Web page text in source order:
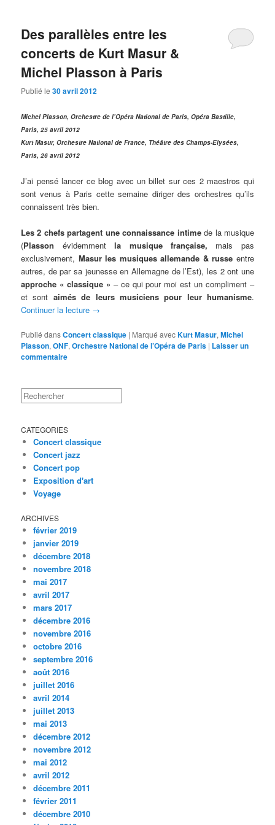
Des parallèles entre les
concerts de Kurt Masur &
Michel Plasson à Paris
Publié le30 avril 2012
Michel Plasson, Orchestre de l’Opéra National de Paris, Opéra Bastille,
Paris, 25 avril 2012
Kurt Masur, Orchestre National de France, Théâtre des Champs-Elysées,
Paris, 26 avril 2012
J’ai pensé lancer ce blog avec un billet sur ces 2 maestros qui
sont venus à Paris cette semaine diriger des orchestres qu’ils
connaissent très bien.
Les 2 chefs partagent une connaissance intimede la musique
(Plasson évidemmentla musique française, mais pas
exclusivement, Masur les musiques allemande & russe entre
autres, de par sa jeunesse en Allemagne de l’Est), les 2 ont une
approche « classique » – ce qui pour moi est un compliment –
et sont aimés de leurs musiciens pour leur humanisme.
Continuer la lecture →
Publié dansConcert classique | Marqué avecKurt Masur,Michel
Plasson,ONF,Orchestre National de l’Opéra de Paris | Laisser un
commentaire
Rechercher
CATEGORIES
Concert classique
Concert jazz
Concert pop
Exposition d'art
Voyage
ARCHIVES
février 2019
janvier 2019
décembre 2018
novembre 2018
mai 2017
avril 2017
mars 2017
décembre 2016
novembre 2016
octobre 2016
septembre 2016
août 2016
juillet 2016
avril 2014
juillet 2013
mai 2013
décembre 2012
novembre 2012
mai 2012
avril 2012
décembre 2011
février 2011
décembre 2010